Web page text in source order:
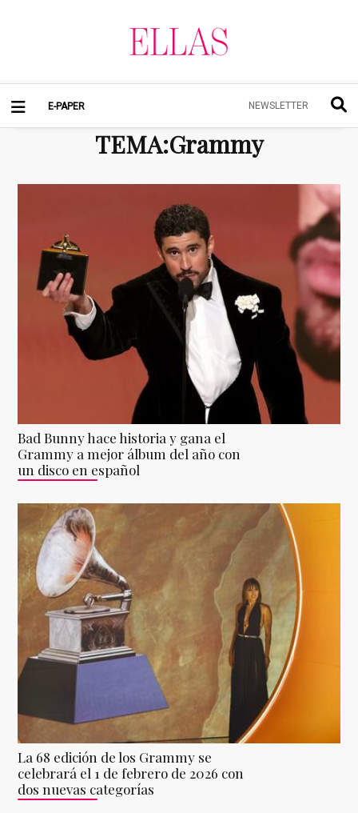
E-PAPER NEWSLETTER
TEMA:Grammy
Bad Bunny hace historia y gana el
Grammy a mejor álbum del año con
un disco en español
La 68 edición de los Grammy se
celebrará el 1 de febrero de 2026 con
dos nuevas categorías